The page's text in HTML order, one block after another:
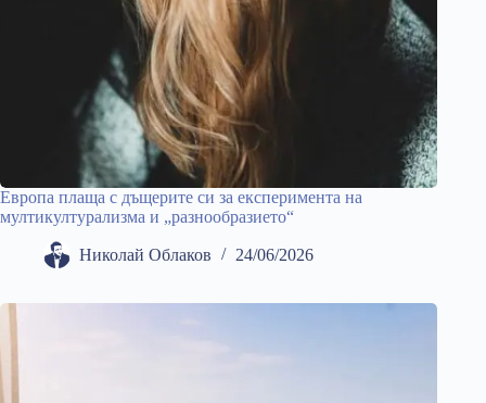
Европа плаща с дъщерите си за експеримента на
мултикултурализма и „разнообразието“
Николай Облаков 24/06/2026